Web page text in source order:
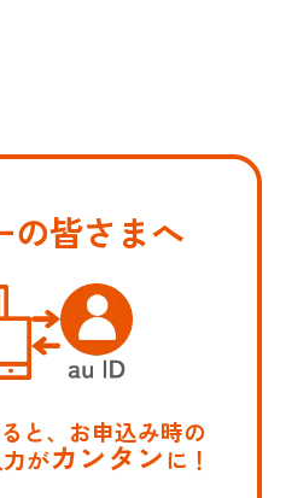
の皆さまへ
と、お申込み時の
がカンタンに！